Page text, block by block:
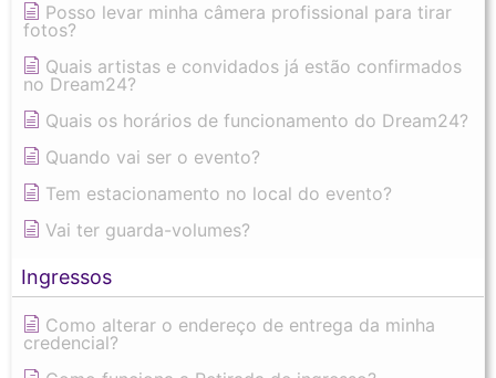
Posso levar minha câmera profissional para tirar
fotos?
Quais artistas e convidados já estão confirmados
no Dream24?
Quais os horários de funcionamento do Dream24?
Quando vai ser o evento?
Tem estacionamento no local do evento?
Vai ter guarda-volumes?
Ingressos
Como alterar o endereço de entrega da minha
credencial?